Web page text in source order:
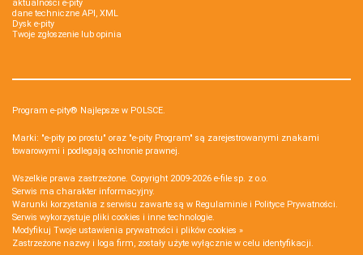
aktualności e-pity
dane techniczne API, XML
Dysk e-pity
Twoje zgłoszenie lub opinia
Program e-pity® Najlepsze w POLSCE.
Marki: "e-pity po prostu" oraz "e-pity Program" są zarejestrowanymi znakami
towarowymi i podlegają ochronie prawnej.
Wszelkie prawa zastrzeżone. Copyright 2009-2026 e-file sp. z o.o.
Serwis ma charakter informacyjny.
Warunki korzystania z serwisu zawarte są w Regulaminie i Polityce Prywatności.
Serwis wykorzystuje pliki cookies i inne technologie.
Modyfikuj Twoje ustawienia prywatności i plików cookies »
Zastrzeżone nazwy i loga firm, zostały użyte wyłącznie w celu identyfikacji.